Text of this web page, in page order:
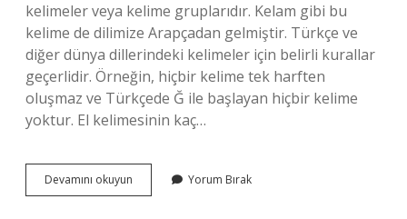
kelimeler veya kelime gruplarıdır. Kelam gibi bu
kelime de dilimize Arapçadan gelmiştir. Türkçe ve
diğer dünya dillerindeki kelimeler için belirli kurallar
geçerlidir. Örneğin, hiçbir kelime tek harften
oluşmaz ve Türkçede Ğ ile başlayan hiçbir kelime
yoktur. El kelimesinin kaç…
Devamını okuyun
Kelime
Yorum Bırak